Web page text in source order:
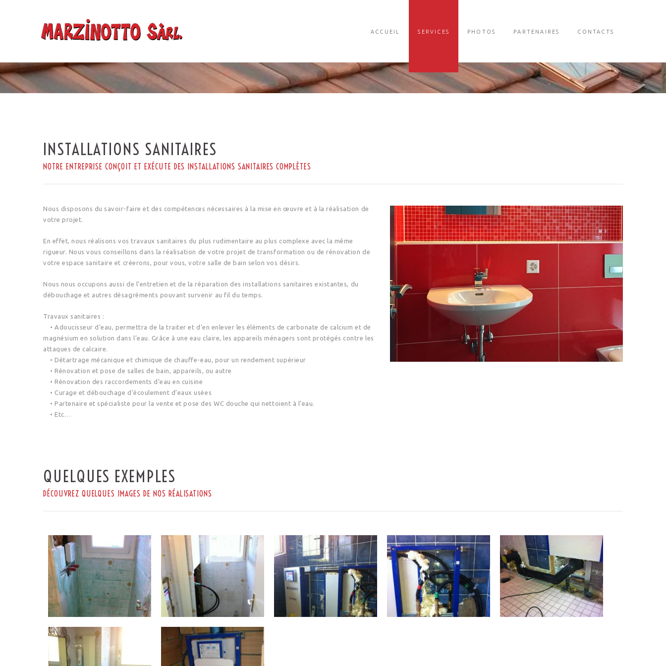
ACCUEIL SERVICES PHOTOS PARTENAIRES CONTACTS
INSTALLATIONS SANITAIRES
NOTRE ENTREPRISE CONÇOIT ET EXÉCUTE DES INSTALLATIONS SANITAIRES COMPLÈTES
Nous disposons du savoir-faire et des compétences nécessaires à la mise en œuvre et à la réalisation de
votre projet.
En effet, nous réalisons vos travaux sanitaires du plus rudimentaire au plus complexe avec la même
rigueur. Nous vous conseillons dans la réalisation de votre projet de transformation ou de rénovation de
votre espace sanitaire et créerons, pour vous, votre salle de bain selon vos désirs.
Nous nous occupons aussi de l’entretien et de la réparation des installations sanitaires existantes, du
débouchage et autres désagréments pouvant survenir au fil du temps.
Travaux sanitaires :
• Adoucisseur d’eau, permettra de la traiter et d’en enlever les éléments de carbonate de calcium et de
magnésium en solution dans l’eau. Grâce à une eau claire, les appareils ménagers sont protégés contre les
attaques de calcaire.
• Détartrage mécanique et chimique de chauffe-eau, pour un rendement supérieur
• Rénovation et pose de salles de bain, appareils, ou autre
• Rénovation des raccordements d’eau en cuisine
• Curage et débouchage d’écoulement d’eaux usées
• Partenaire et spécialiste pour la vente et pose des WC douche qui nettoient à l’eau.
• Etc…
QUELQUES EXEMPLES
DÉCOUVREZ QUELQUES IMAGES DE NOS RÉALISATIONS